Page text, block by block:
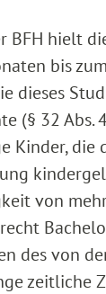
BFH hielt
bis
dieses
32 Abs.
Kinder,
von
des von
zeitliche